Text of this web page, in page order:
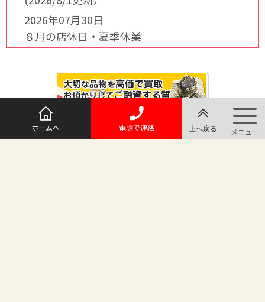
2026年07月30日
８月の店休日・夏季休業
ホームへ 電話で連絡